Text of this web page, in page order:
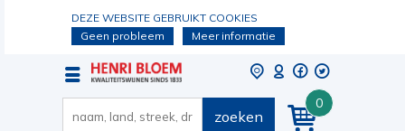
DEZE WEBSITE GEBRUIKT COOKIES
Geen probleem
Meer informatie
0
zoeken